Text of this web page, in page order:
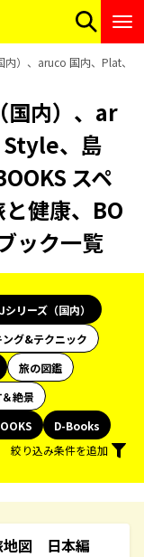
）、aruco 国内、Plat、
国内）、ar
、島
スペ
健康、BO
ック一覧
リーズ（国内）
ング&テクニック
旅の図鑑
絶景
D-Books
絞り込み条件を追加
図 日本編